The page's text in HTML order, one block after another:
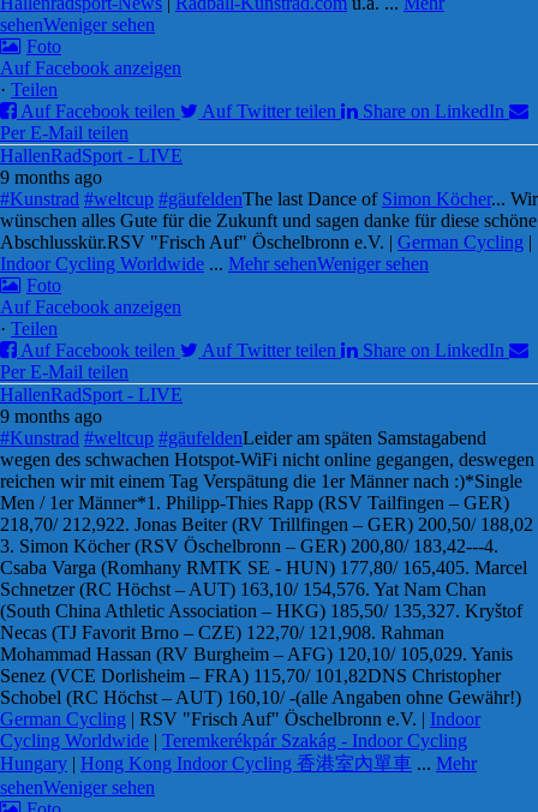
sehenWeniger sehen
Foto
Auf Facebook anzeigen
· Teilen
Auf Facebook teilen
Auf Twitter teilen
Share on LinkedIn
Per E-Mail teilen
HallenRadSport - LIVE
9 months ago
#Kunstrad #weltcup #gäufeldenThe last Dance of Simon Köcher... Wir
wünschen alles Gute für die Zukunft und sagen danke für diese schöne
Abschlusskür.RSV "Frisch Auf" Öschelbronn e.V. | German Cycling |
Indoor Cycling Worldwide ... Mehr sehenWeniger sehen
Foto
Auf Facebook anzeigen
· Teilen
Auf Facebook teilen
Auf Twitter teilen
Share on LinkedIn
Per E-Mail teilen
HallenRadSport - LIVE
9 months ago
#Kunstrad #weltcup #gäufeldenLeider am späten Samstagabend
wegen des schwachen Hotspot-WiFi nicht online gegangen, deswegen
reichen wir mit einem Tag Verspätung die 1er Männer nach :)*Single
Men / 1er Männer*1. Philipp-Thies Rapp (RSV Tailfingen – GER)
218,70/ 212,922. Jonas Beiter (RV Trillfingen – GER) 200,50/ 188,02
3. Simon Köcher (RSV Öschelbronn – GER) 200,80/ 183,42---4.
Csaba Varga (Romhany RMTK SE - HUN) 177,80/ 165,405. Marcel
Schnetzer (RC Höchst – AUT) 163,10/ 154,576. Yat Nam Chan
(South China Athletic Association – HKG) 185,50/ 135,327. Kryštof
Necas (TJ Favorit Brno – CZE) 122,70/ 121,908. Rahman
Mohammad Hassan (RV Burgheim – AFG) 120,10/ 105,029. Yanis
Senez (VCE Dorlisheim – FRA) 115,70/ 101,82DNS Christopher
Schobel (RC Höchst – AUT) 160,10/ -(alle Angaben ohne Gewähr!)
German Cycling | RSV "Frisch Auf" Öschelbronn e.V. | Indoor
Cycling Worldwide | Teremkerékpár Szakág - Indoor Cycling
Hungary | Hong Kong Indoor Cycling 香港室內單車 ... Mehr
sehenWeniger sehen